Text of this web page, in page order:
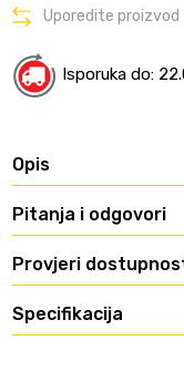
Uporedite proizvod
Isporuka do:
Opis
Pitanja i odgovori
Provjeri
Specifikacija